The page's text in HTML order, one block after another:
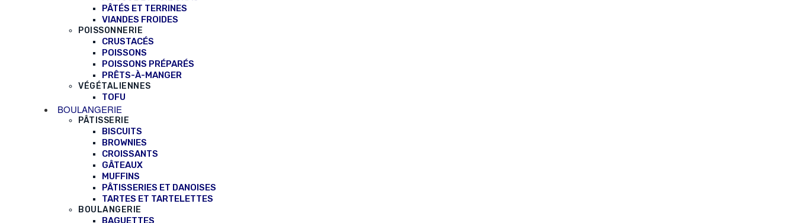
PÂTÉS ET TERRINES
VIANDES FROIDES
POISSONNERIE
CRUSTACÉS
POISSONS
POISSONS PRÉPARÉS
PRÊTS-À-MANGER
VÉGÉTALIENNES
TOFU
BOULANGERIE
PÂTISSERIE
BISCUITS
BROWNIES
CROISSANTS
GÂTEAUX
MUFFINS
PÂTISSERIES ET DANOISES
TARTES ET TARTELETTES
BOULANGERIE
BAGUETTES